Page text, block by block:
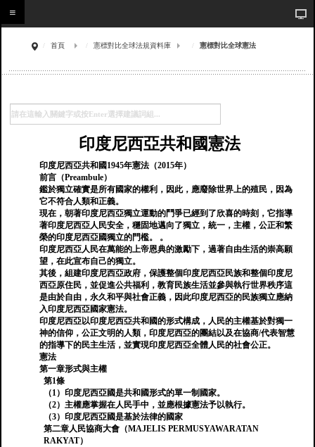
首頁 憲標對比全球法規資料庫 憲標對比全球憲法
印度尼西亞共和國憲法
印度尼西亞共和國1945年憲法（2015年）
前言（Preambule）
鑑於獨立確實是所有國家的權利，因此，應廢除世界上的殖民，因為
它不符合人類和正義。
現在，朝著印度尼西亞獨立運動的鬥爭已經到了欣喜的時刻，它指導
著印度尼西亞人民安全，穩固地邁向了獨立，統一，主權，公正和繁
榮的印度尼西亞國獨立的門檻。 。
印度尼西亞人民在萬能的上帝恩典的激勵下，過著自由生活的崇高願
望，在此宣布自己的獨立。
其後，組建印度尼西亞政府，保護整個印度尼西亞民族和整個印度尼
西亞原住民，並促進公共福利，教育民族生活並參與執行世界秩序這
是由於自由，永久和平與社會正義，因此印度尼西亞的民族獨立應納
入印度尼西亞國家憲法。
印度尼西亞以印度尼西亞共和國的形式構成，人民的主權基於對獨一
神的信仰，公正文明的人類，印度尼西亞的團結以及在協商/代表智慧
的指導下的民主生活，並實現印度尼西亞全體人民的社會公正。
憲法
第一章形式與主權
第1條
（1）印度尼西亞國是共和國形式的單一制國家。
（2）主權應掌握在人民手中，並應根據憲法予以執行。
（3）印度尼西亞國是基於法律的國家
第二章人民協商大會（MAJELIS PERMUSYAWARATAN
RAKYAT）